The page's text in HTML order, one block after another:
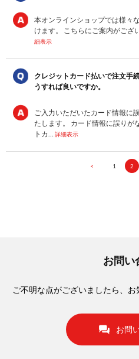
本オンラインショップでは様々
けます。 こちらにご案内がござ
細表示
クレジットカード払いで注文手
うすれば良いですか。
ご入力いただいたカード情報に
たします。 カード情報に誤りが
トカ…
詳細表示
< 1 2
お問い
ご不明な点がございましたら、お
お問